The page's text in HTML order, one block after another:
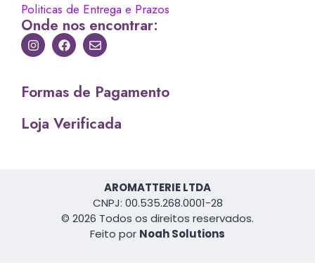
Politicas de Entrega e Prazos
Onde nos encontrar:
Formas de Pagamento
Loja Verificada
AROMATTERIE LTDA
CNPJ: 00.535.268.0001-28
© 2026 Todos os direitos reservados.
Feito por Noah Solutions